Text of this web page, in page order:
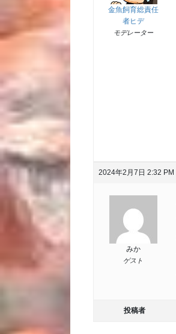
金魚飼育総責任
者ヒデ
モデレーター
2024年2月7日 2:32 PM
みか
ゲスト
投稿者